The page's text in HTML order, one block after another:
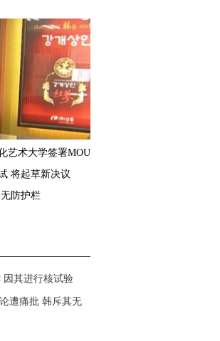
艺术大学签署MOU
将起草新决议
防护栏
因其进行核试验
遭痛批 韩斥其无